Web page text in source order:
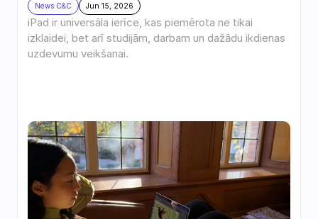
News C&C Jun 15, 2026
iPad ir universāla ierīce, kas piemērota ne tikai
izklaidei, bet arī studijām, darbam un dažādu ikdienas
uzdevumu veikšanai.